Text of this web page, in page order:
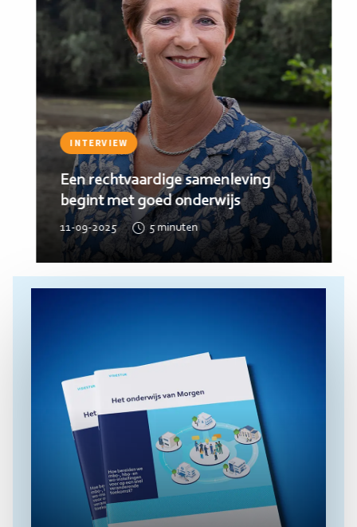
INTERVIEW
Durf vandaag fouten te maken als
antwoord op de uitdagingen van
morgen
22-05-2025 5 minuten